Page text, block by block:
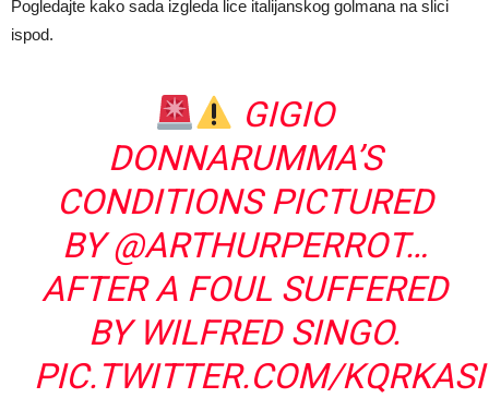
Pogledajte kako sada izgleda lice italijanskog golmana na slici
ispod.
GIGIO
DONNARUMMA’S
CONDITIONS PICTURED
BY@ARTHURPERROT…
AFTER A FOUL SUFFERED
BY WILFRED SINGO.
PIC.TWITTER.COM/